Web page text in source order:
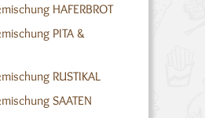
HAFERBROT
PITA &
RUSTIKAL
SAATEN